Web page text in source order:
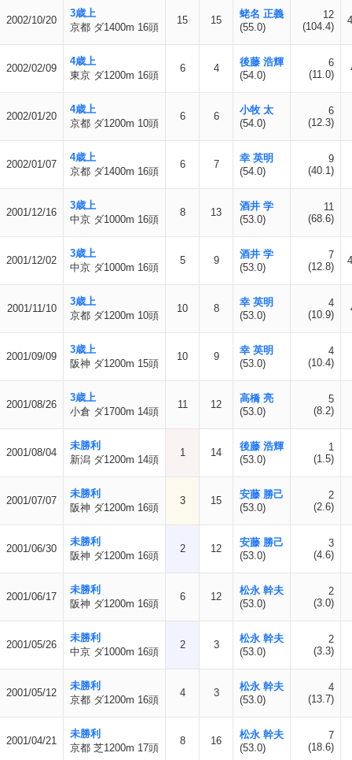
2002/10/20
3歳上
京都 ダ1400m 16頭
15 15
蛯名 正義
(55.0)
12
(104.4)
2002/02/09
4歳上
東京 ダ1200m 16頭
6 4
後藤 浩輝
(54.0)
6
(11.0)
2002/01/20
4歳上
京都 ダ1200m 10頭
6 6
小牧 太
(54.0)
6
(12.3)
2002/01/07
4歳上
京都 ダ1400m 16頭
6 7
幸 英明
(54.0)
9
(40.1)
2001/12/16
3歳上
中京 ダ1000m 16頭
8 13
酒井 学
(53.0)
11
(68.6)
2001/12/02
3歳上
中京 ダ1000m 16頭
5 9
酒井 学
(53.0)
7
(12.8)
2001/11/10
3歳上
京都 ダ1200m 10頭
10 8
幸 英明
(53.0)
4
(10.9)
2001/09/09
3歳上
阪神 ダ1200m 15頭
10 9
幸 英明
(53.0)
4
(10.4)
2001/08/26
3歳上
小倉 ダ1700m 14頭
11 12
高橋 亮
(53.0)
5
(8.2)
2001/08/04
未勝利
新潟 ダ1200m 14頭
1 14
後藤 浩輝
(53.0)
1
(1.5)
2001/07/07
未勝利
阪神 ダ1200m 16頭
3 15
安藤 勝己
(53.0)
2
(2.6)
2001/06/30
未勝利
阪神 ダ1200m 16頭
2 12
安藤 勝己
(53.0)
3
(4.6)
2001/06/17
未勝利
阪神 ダ1200m 16頭
6 12
松永 幹夫
(53.0)
2
(3.0)
2001/05/26
未勝利
中京 ダ1000m 16頭
2 3
松永 幹夫
(53.0)
2
(3.3)
2001/05/12
未勝利
京都 ダ1200m 16頭
4 3
松永 幹夫
(53.0)
4
(13.7)
2001/04/21
未勝利
京都 芝1200m 17頭
8 16
松永 幹夫
(53.0)
7
(18.6)